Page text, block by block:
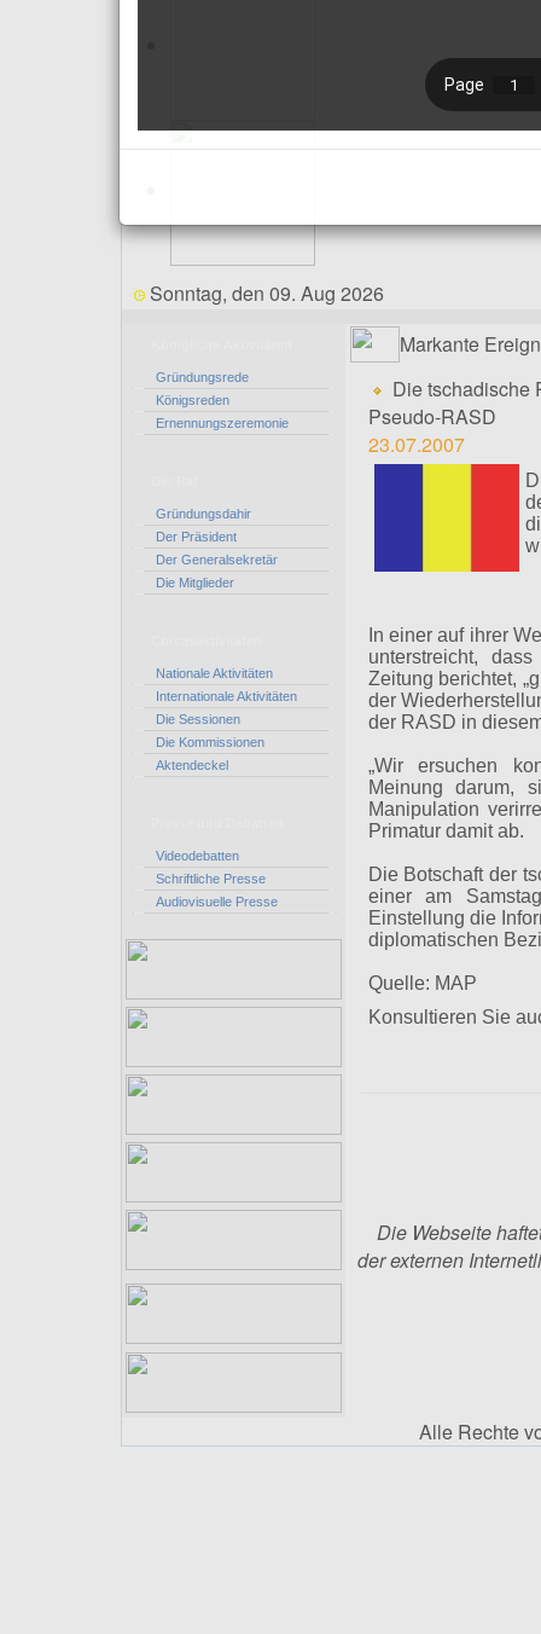
Sonntag, den 09. Aug 2026
Gründungsrede
Königsreden
Ernennungszeremonie
Gründungsdahir
Der Präsident
Der Generalsekretär
Die Mitglieder
Nationale Aktivitäten
Internationale Aktivitäten
Die Sessionen
Die Kommissionen
Aktendeckel
Videodebatten
Schriftliche Presse
Audiovisuelle Presse
Markante
Die tschadische
Pseudo-RASD
23.07.2007
In einer auf ihrer
unterstreicht,
Zeitung berichtet,
der
der RASD in
„Wir ersuchen
Meinung darum,
Manipulation
Primatur damit ab.
Die Botschaft der
einer am
Einstellung die
diplomatischen
Quelle: MAP
Konsultieren Sie
Die Webseite
der externen
Alle Rechte